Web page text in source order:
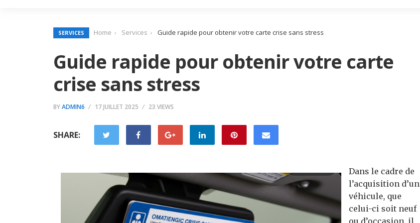
SERVICES Home Services Guide rapide pour obtenir votre carte crise sans stress
Guide rapide pour obtenir votre carte
crise sans stress
BYADMIN6 17 JUILLET 2025 23 VIEWS
SHARE:
Dans le cadre de
l’acquisition d’un
véhicule, que
celui-ci soit neuf
ou d’occasion, il